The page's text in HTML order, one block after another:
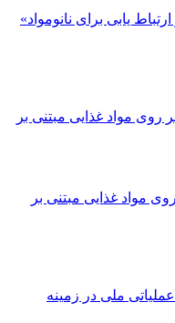
یابی برای نانومواد»
مواد غذایی مبتنی بر